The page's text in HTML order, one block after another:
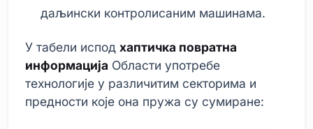
даљински контролисаним машинама.
У табели испод хаптичка повратна
информација Области употребе
технологије у различитим секторима и
предности које она пружа су сумиране: